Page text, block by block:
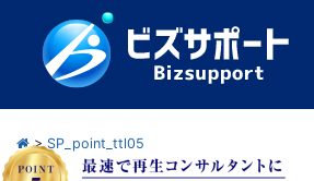
>SP_point_ttl05